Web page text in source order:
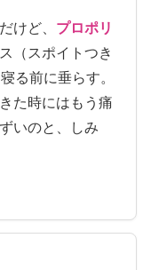
けど、 プロポリ
（スポイトつき
る前に垂らす。
た時にはもう痛
いのと、しみ